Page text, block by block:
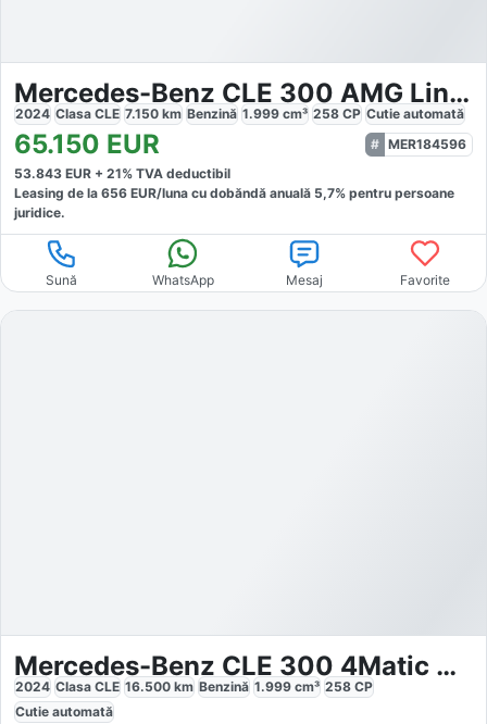
Mercedes-Benz CLE 300 AMG Line Advanced Plus
2024 Clasa CLE 7.150 km Benzină 1.999 cm³ 258 CP Cutie automată
65.150 EUR
MER184596
53.843 EUR + 21% TVA deductibil
Leasing de la 656 EUR/luna cu dobăndă anuală 5,7% pentru persoane
juridice.
Sună WhatsApp Mesaj Favorite
Mercedes-Benz CLE 300 4Matic AMG Line Premium Plus
2024 Clasa CLE 16.500 km Benzină 1.999 cm³ 258 CP
Cutie automată